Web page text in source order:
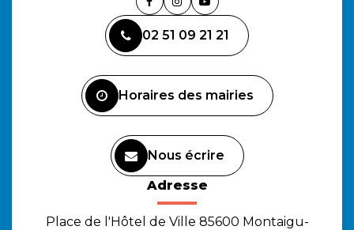
Lien
le
compte
Lien
le
compte
Lien
la
chaîne
02 51 09 21 21
Horaires des mairies
Nous écrire
Adresse
Place de l'Hôtel de Ville 85600 Montaigu-